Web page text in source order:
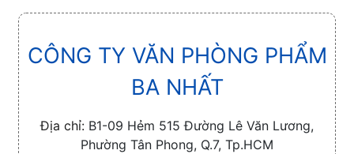
CÔNG TY VĂN PHÒNG PHẨM
BA NHẤT
Địa chỉ: B1-09 Hẻm 515 Đường Lê Văn Lương,
Phường Tân Phong, Q.7, Tp.HCM